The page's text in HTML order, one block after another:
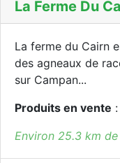
La Ferme Du
La ferme du Cairn
des agneaux de
sur Campan...
Produits en vente
Environ 25.3 km